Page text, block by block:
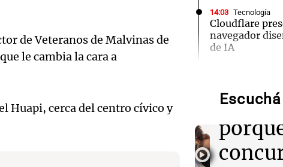
de Veteranos de Malvinas de
le cambia la cara a
Huapi, cerca del centro cívico y
14:03 Tecnología
Cloudflare
navegador
de IA
Familias
pérdidas de
14:01
Indemnizarán
Audio.
Audio.